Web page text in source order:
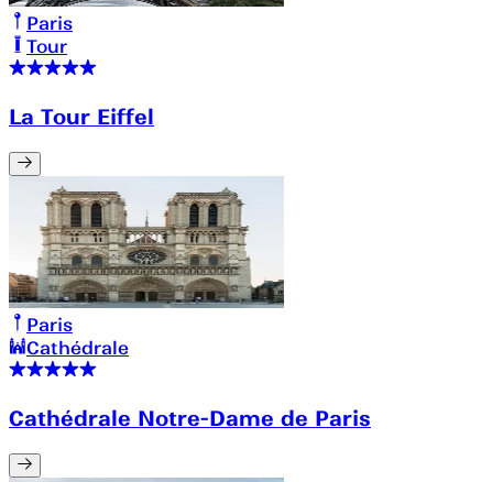
Paris
Tour
La Tour Eiffel
Paris
Cathédrale
Cathédrale Notre-Dame de Paris